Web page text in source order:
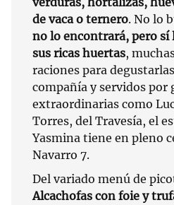
de vaca o ternero. No lo
no lo encontrará, pero sí
sus ricas huertas,
raciones para
compañía y servidos por
extraordinarias como
Torres, del Travesía, el
Yasmina tiene en pleno
Navarro 7.
Del variado menú de
Alcachofas con foie y